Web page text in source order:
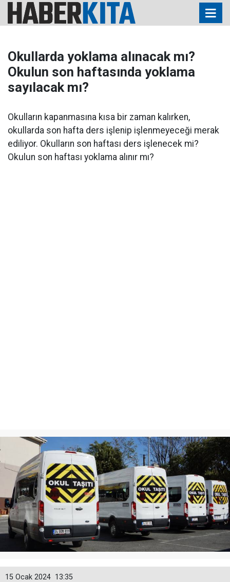
Okullarda yoklama alınacak mı?
Okulun son haftasında yoklama
sayılacak mı?
Okulların kapanmasına kısa bir zaman kalırken,
okullarda son hafta ders işlenip işlenmeyeceği merak
ediliyor. Okulların son haftası ders işlenecek mi?
Okulun son haftası yoklama alınır mı?
13:35
15 Ocak 2024